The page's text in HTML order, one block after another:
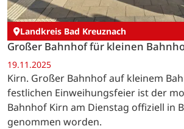
Landkreis Bad Kreuznach
Großer Bahnhof für kleinen
19.11.2025
Kirn. Großer Bahnhof auf kleinem
festlichen Einweihungsfeier ist der
Bahnhof Kirn am Dienstag offiziell in
genommen worden.